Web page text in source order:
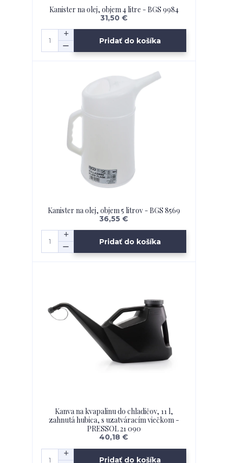
Kanister na olej, objem 4 litre - BGS 9984
31,50 €
Pridať do košíka
Kanister na olej, objem 5 litrov - BGS 8569
36,55 €
Pridať do košíka
Kanva na kvapalinu do chladičov, 11 l,
zahnutá hubica, s uzatváracím viečkom -
PRESSOL 21 090
40,18 €
Pridať do košíka